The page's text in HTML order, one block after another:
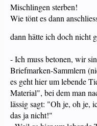
Mischlingen sterben!
Wie tönt es dann
dann hätte ich doch nicht
- Ich muss betonen, wir
Briefmarken-Sammlern
es geht hier um lebende
Material", bei dem man
lässig sagt: "Oh je, oh je,
das ja nicht!"